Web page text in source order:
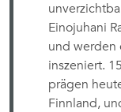
Einojuhani
und werden
inszeniert.
prägen
Finnland,